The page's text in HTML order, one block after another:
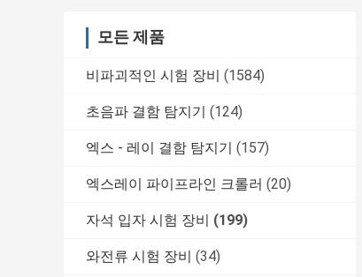
모든 제품
비파괴적인 시험 장비 (1584)
초음파 결함 탐지기 (124)
엑스 - 레이 결함 탐지기 (157)
엑스레이 파이프라인 크롤러 (20)
자석 입자 시험 장비 (199)
와전류 시험 장비 (34)